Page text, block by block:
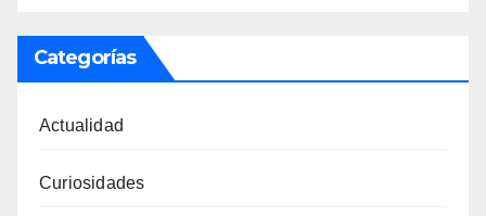
Categorías
Actualidad
Curiosidades